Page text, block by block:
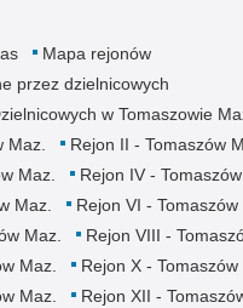
Mapa rejonów
przez dzielnicowych
w Tomaszowie
Maz.
Rejon II - Tomaszów
Maz.
Rejon IV - Tomaszów
Maz.
Rejon VI - Tomaszów
Maz.
Rejon VIII -
Maz.
Rejon X - Tomaszów
Maz.
Rejon XII -